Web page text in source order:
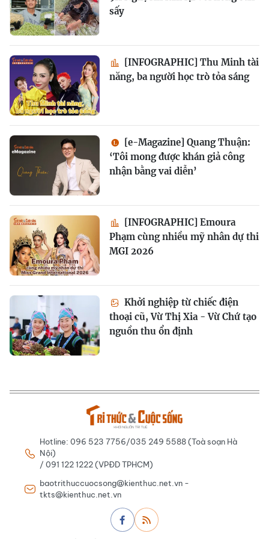
sấy
[INFOGRAPHIC] Thu Minh tài
năng, ba người học trò tỏa sáng
[e-Magazine] Quang Thuận:
‘Tôi mong được khán giả công
nhận bằng vai diễn’
[INFOGRAPHIC] Emoura
Phạm cùng nhiều mỹ nhân dự thi
MGI 2026
Khởi nghiệp từ chiếc điện
thoại cũ, Vừ Thị Xia - Vừ Chứ tạo
nguồn thu ổn định
Hotline: 096 523 7756/035 249 5588 (Toà soạn Hà
Nội)
/ 091 122 1222 (VPĐD TPHCM)
baotrithuccuocsong@kienthuc.net.vn -
tkts@kienthuc.net.vn